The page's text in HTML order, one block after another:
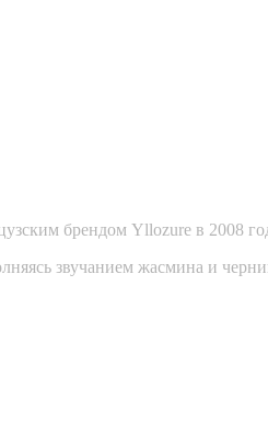
брендом Yllozure в 2008
звучанием жасмина и